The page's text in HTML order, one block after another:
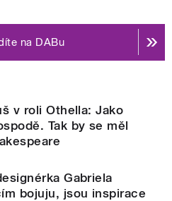
na DABu
v roli Othella: Jako
Tak by se měl
Gabriela
bojuju, jsou inspirace